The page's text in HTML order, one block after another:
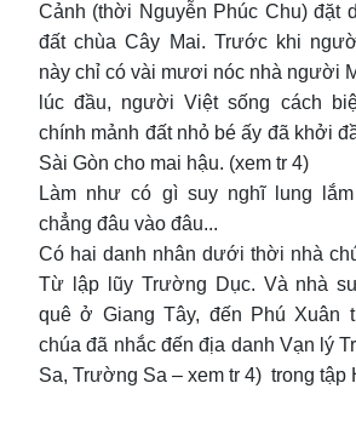
Cảnh (thời Nguyễn Phúc Chu) đặt
đất chùa Cây Mai. Trước khi
này chỉ có vài mươi nóc nhà người
lúc đầu, người Việt sống cách
chính mảnh đất nhỏ bé ấy đã khởi
Sài Gòn cho mai hậu. (xem tr 4)
Làm như có gì suy nghĩ lung
chẳng đâu vào đâu...
Có hai danh nhân dưới thời nhà
Từ lập lũy Trường Dục. Và nhà
quê ở Giang Tây, đến Phú Xuân
chúa đã nhắc đến địa danh Vạn lý
Sa, Trường Sa – xem tr 4) trong tập